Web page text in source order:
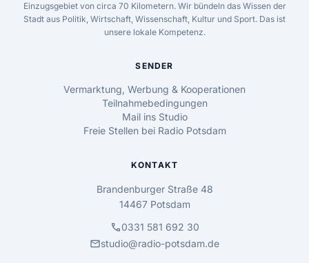
Einzugsgebiet von circa 70 Kilometern. Wir bündeln das Wissen der
Stadt aus Politik, Wirtschaft, Wissenschaft, Kultur und Sport. Das ist
unsere lokale Kompetenz.
SENDER
Vermarktung, Werbung & Kooperationen
Teilnahmebedingungen
Mail ins Studio
Freie Stellen bei Radio Potsdam
KONTAKT
Brandenburger Straße 48
14467 Potsdam
call0331 581 692 30
mailstudio@radio-potsdam.de